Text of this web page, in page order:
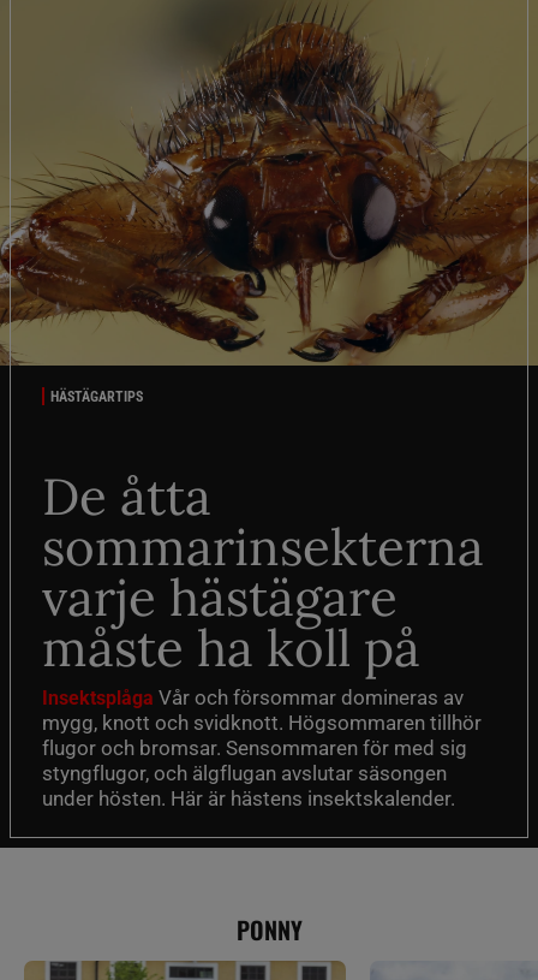
HÄSTÄGARTIPS
De åtta
sommarinsekterna
varje hästägare
måste ha koll på
Insektsplåga Vår och försommar domineras av
mygg, knott och svidknott. Högsommaren tillhör
flugor och bromsar. Sensommaren för med sig
styngflugor, och älgflugan avslutar säsongen
under hösten. Här är hästens insektskalender.
PONNY